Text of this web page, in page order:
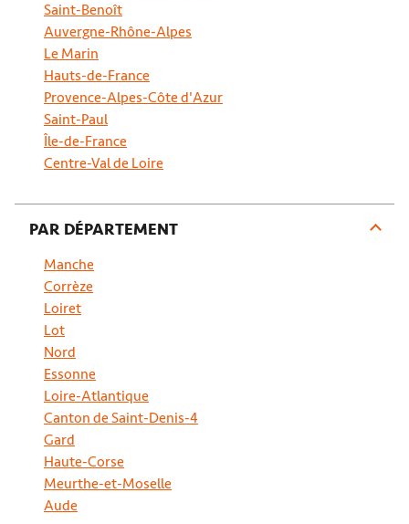
METALY CARS À SAINT LAURENT DES AUTELS
OuvertFerme à 17:30
8 square Des Oliviers, ST LAURENT DES AUTELS 49270 Oree
D Anjou
02 52 77 00 49
Saint-Benoît
Auvergne-Rhône-Alpes
Le Marin
Hauts-de-France
Provence-Alpes-Côte d'Azur
Saint-Paul
Île-de-France
Centre-Val de Loire
PAR DÉPARTEMENT
Manche
Corrèze
Loiret
Lot
Nord
Essonne
Loire-Atlantique
Canton de Saint-Denis-4
Gard
Haute-Corse
Meurthe-et-Moselle
Aude